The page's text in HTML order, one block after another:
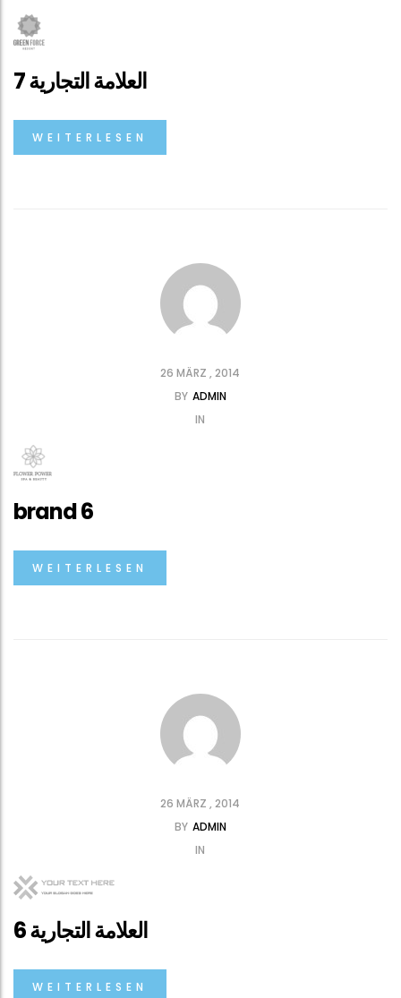
العلامة التجارية 7
WEITERLESEN
26 MÄRZ , 2014
BY ADMIN
IN
brand 6
WEITERLESEN
26 MÄRZ , 2014
BY ADMIN
IN
العلامة التجارية 6
WEITERLESEN